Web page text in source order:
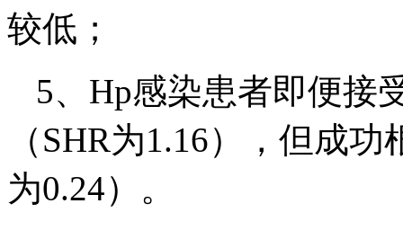
较低；
5、Hp感染患者即便接
（SHR为1.16），但成
为0.24）。